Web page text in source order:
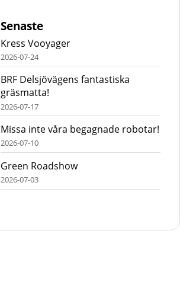
Senaste
Kress Vooyager
2026-07-24
BRF Delsjövägens fantastiska
gräsmatta!
2026-07-17
Missa inte våra begagnade robotar!
2026-07-10
Green Roadshow
2026-07-03